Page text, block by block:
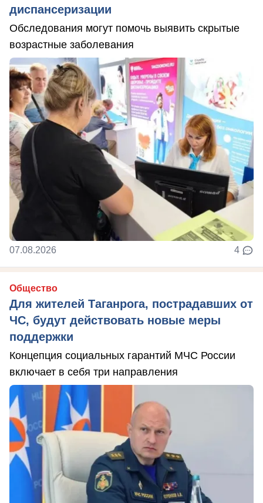
диспансеризации
Обследования могут помочь выявить скрытые
возрастные заболевания
07.08.2026 4
Общество
Для жителей Таганрога, пострадавших от
ЧС, будут действовать новые меры
поддержки
Концепция социальных гарантий МЧС России
включает в себя три направления